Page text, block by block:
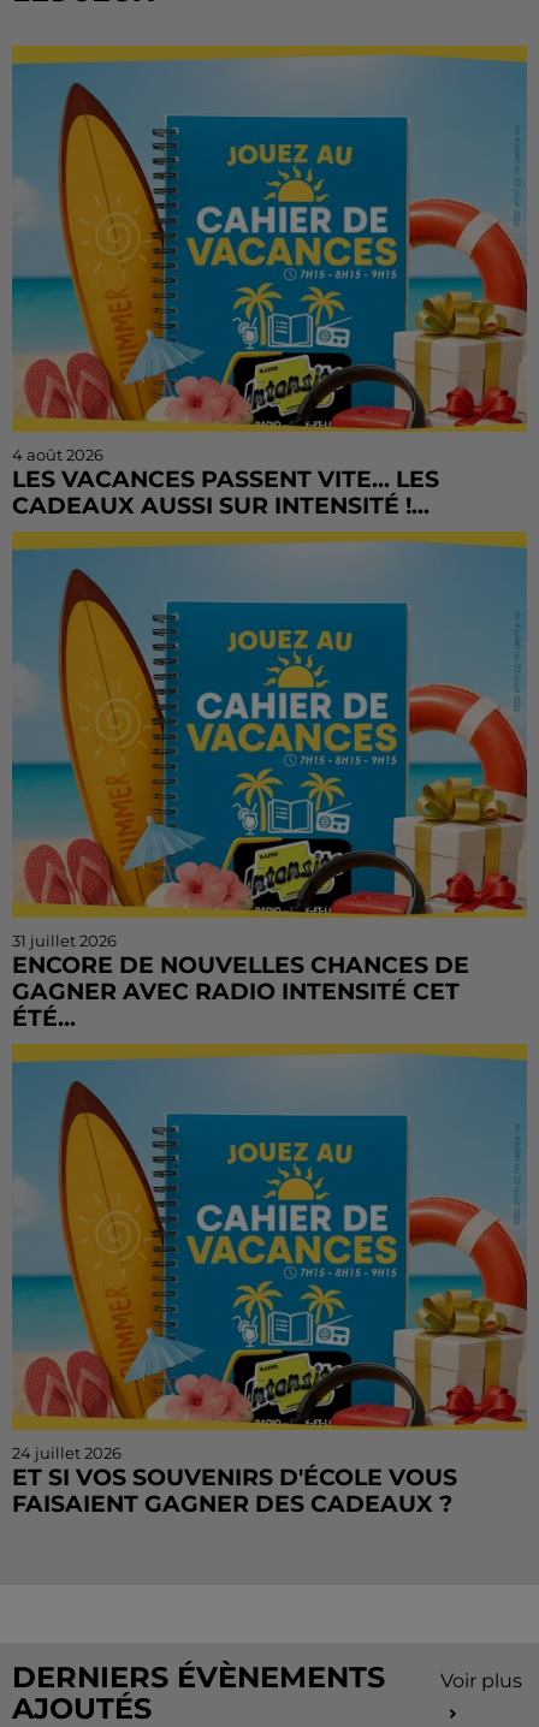
4 août 2026
LES VACANCES PASSENT VITE... LES
CADEAUX AUSSI SUR INTENSITÉ !...
L'été file à toute vitesse, mais il est encore temps de
sur Radio Intensité avec des centaines de...
31 juillet 2026
ENCORE DE NOUVELLES CHANCES DE
GAGNER AVEC RADIO INTENSITÉ CET
ÉTÉ...
Vous n'avez pas encore tenté votre chance ? Ou vous
Vacances continue sur Radio Intensité ! Chaque
matin, de...
24 juillet 2026
ET SI VOS SOUVENIRS D'ÉCOLE VOUS
FAISAIENT GAGNER DES CADEAUX ?
DERNIERS ÉVÈNEMENTS
AJOUTÉS
Voir plus